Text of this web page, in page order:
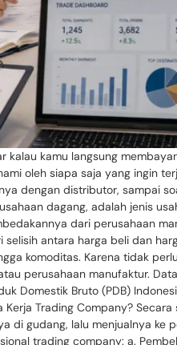
kamu langsung
oleh siapa saja yang ingin
dengan distributor, sampai
dagang, adalah jenis
dari perusahaan
antara harga beli dan
komoditas. Karena tidak
perusahaan manufaktur.
Domestik Bruto (PDB)
Trading Company?
gudang, lalu menjualnya ke
trading company: a.